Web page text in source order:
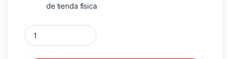
de tienda física
Monitor samsung ls27d302gauxen 27 pulgadas fhd 100hz